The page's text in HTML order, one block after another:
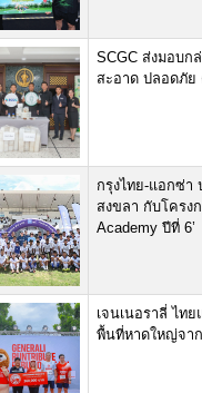
SCGC ส่งมอบก
สะอาด ปลอดภัย
กรุงไทย-แอกซ่า
สงขลา กับโครงก
Academy ปีที่ 6’
เจนเนอราลี่ ไท
พื้นที่หาดใหญ่จา